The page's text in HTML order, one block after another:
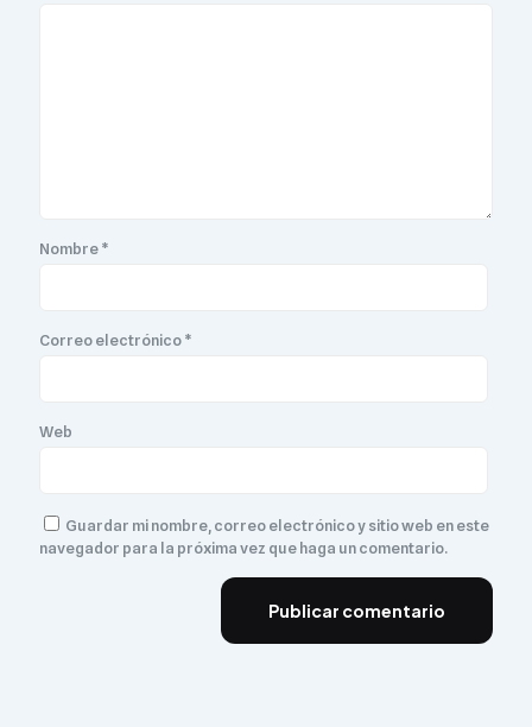
Nombre*
Correo electrónico*
Web
Guardar mi nombre, correo electrónico y sitio web en este
navegador para la próxima vez que haga un comentario.